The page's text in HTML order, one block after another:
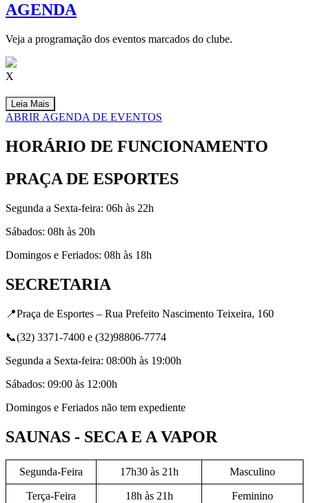
AGENDA
Veja a programação dos eventos marcados do clube.
X
Leia Mais
ABRIR AGENDA DE EVENTOS
HORÁRIO DE FUNCIONAMENTO
PRAÇA DE ESPORTES
Segunda a Sexta-feira: 06h às 22h
Sábados: 08h às 20h
Domingos e Feriados: 08h às 18h
SECRETARIA
📍Praça de Esportes – Rua Prefeito Nascimento Teixeira, 160
📞(32) 3371-7400 e (32)98806-7774
Segunda a Sexta-feira: 08:00h às 19:00h
Sábados: 09:00 às 12:00h
Domingos e Feriados não tem expediente
SAUNAS - SECA E A VAPOR
Segunda-Feira 17h30 às 21h Masculino
Terça-Feira 18h às 21h Feminino